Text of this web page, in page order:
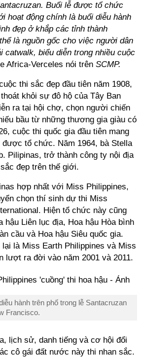
Buổi lễ được tổ chức
hoạt động chính là buổi diễu hành
đẹp ở khắp các tỉnh thành
là nguồn gốc cho việc người dân
catwalk, biểu diễn trong nhiều cuộc
Africa-Verceles nói trên SCMP.
thi sắc đẹp đầu tiên năm 1908,
khỏi sự đô hộ của Tây Ban
ra tại hội chợ, chọn người chiến
bầu từ những thương gia giàu có
cuộc thi quốc gia đầu tiên mang
tổ chức. Năm 1964, bà Stella
Pilipinas, trở thành công ty nội địa
đẹp trên thế giới.
hợp nhất với Miss Philippines,
chọn thí sinh dự thi Miss
Hiện tổ chức này cũng
hậu Liên lục địa, Hoa hậu Hòa bình
cầu và Hoa hậu Siêu quốc gia.
là Miss Earth Philippines và Miss
lượt ra đời vào năm 2001 và 2011.
hành trên phố trong lễ Santacruzan
Francisco.
lịch sử, danh tiếng và cơ hội đổi
cô gái đất nước này thi nhan sắc.